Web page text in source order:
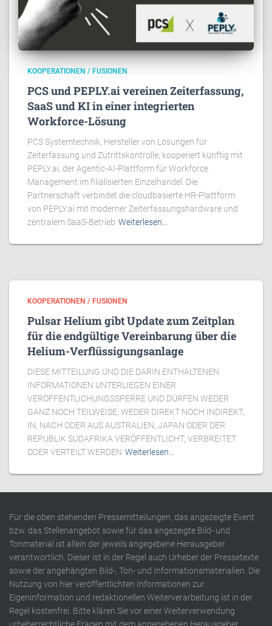
KOOPERATIONEN / FUSIONEN
PCS und PEPLY.ai vereinen Zeiterfassung,
SaaS und KI in einer integrierten
Workforce-Lösung
PCS Systemtechnik, Hersteller von Lösungen für
Zeiterfassung und Zutrittskontrolle, kooperiert künftig mit
PEPLY.ai, der Agentic-AI-Plattform für Workforce
Management im filialisierten Einzelhandel. Die
Partnerschaft verbindet die cloudbasierte HR-Plattform
von PEPLY.ai mit moderner Zeiterfassungshardware und
zentralem SaaS-Betrieb Weiterlesen…
KOOPERATIONEN / FUSIONEN
Pulsar Helium gibt Update zum Zeitplan
für die endgültige Vereinbarung über die
Helium-Verflüssigungsanlage
DIESE MITTEILUNG UND DIE DARIN ENTHALTENEN
INFORMATIONEN UNTERLIEGEN EINER
VERÖFFENTLICHUNGSSPERRE UND DÜRFEN WEDER
GANZ NOCH TEILWEISE, WEDER DIREKT NOCH INDIREKT,
IN, NACH ODER AUS AUSTRALIEN, JAPAN ODER DER
REPUBLIK SÜDAFRIKA VERÖFFENTLICHT, VERBREITET
ODER VERTEILT WERDEN Weiterlesen…
Für die oben stehenden Pressemitteilungen, das angezeigte Event
bzw. das Stellenangebot sowie für das angezeigte Bild- und
Tonmaterial ist allein der jeweils angegebene Herausgeber
verantwortlich. Dieser ist in der Regel auch Urheber der Pressetexte
sowie der angehängten Bild-, Ton- und Informationsmaterialien. Die
Nutzung von hier veröffentlichten Informationen zur
Eigeninformation und redaktionellen Weiterverarbeitung ist in der
Regel kostenfrei. Bitte klären Sie vor einer Weiterverwendung